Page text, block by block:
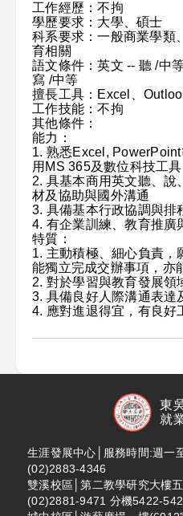
工作經歷：不拘
學歷要求：大學、碩士
科系要求：一般商業學類
育相關
語文條件：英文 -- 聽 /中
寫 /中等
擅長工具：Excel、
工作技能：不拘
其他條件：
能力：
1. 熟悉Excel,
用MS 365及數位科技工具
2. 具基本商用英文聽、說
材及協助與國外溝通
3. 具備基本行政協調與排
4. 有企業訓練、教育推廣
特質：
1. 主動積極、細心負責，
能獨立完成交辦事項，亦
2. 對於學習與教育發展領
3. 具備良好人際溝通表達
4. 應對進退得宜，有良好
東
就
生涯發展中心│服務時間:週一
(02)2883-4346
雙溪校區│第二教學研究大樓
(02)2881-9471 分機5422-